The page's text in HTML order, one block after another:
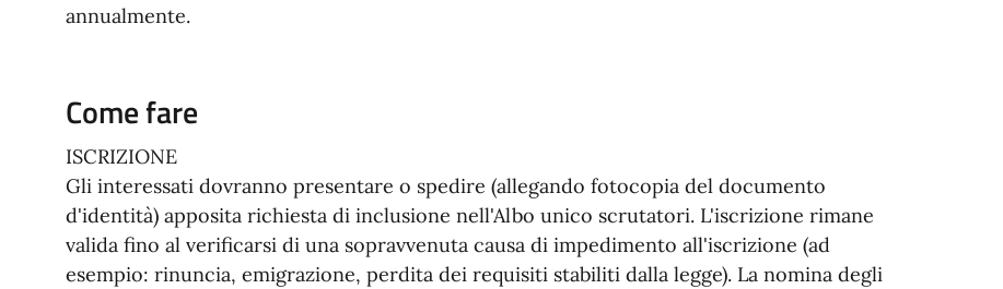
annualmente.
Come fare
ISCRIZIONE
Gli interessati dovranno presentare o spedire (allegando fotocopia del documento
d'identità) apposita richiesta di inclusione nell'Albo unico scrutatori. L'iscrizione rimane
valida fino al verificarsi di una sopravvenuta causa di impedimento all'iscrizione (ad
esempio: rinuncia, emigrazione, perdita dei requisiti stabiliti dalla legge). La nomina degli